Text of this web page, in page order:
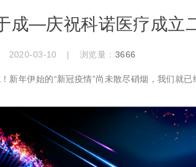
成—庆祝科诺医疗成立
2020-03-10 | 浏览量： 3666
年伊始的“新冠疫情”尚未散尽硝烟，我们就已